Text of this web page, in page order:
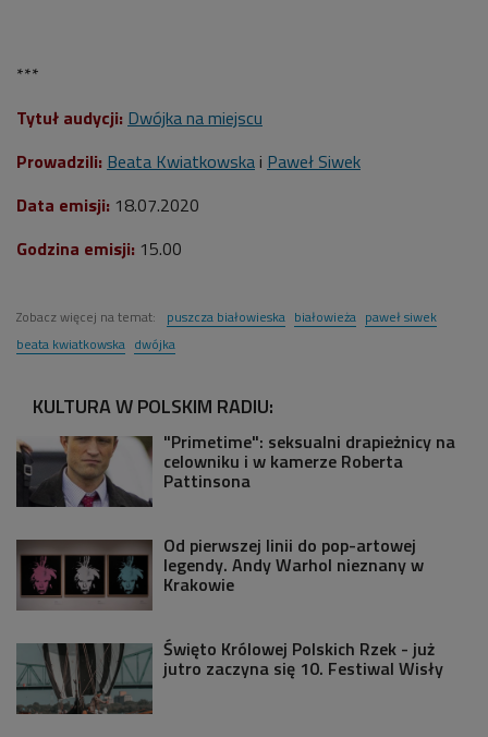
***
Tytuł audycji: Dwójka na miejscu
Prowadzili: Beata Kwiatkowska i Paweł Siwek
Data emisji: 18.07.2020
Godzina emisji: 15.00
Zobacz więcej na temat: puszcza białowieska białowieża paweł siwek
beata kwiatkowska dwójka
KULTURA W POLSKIM RADIU:
"Primetime": seksualni drapieżnicy na
celowniku i w kamerze Roberta
Pattinsona
Od pierwszej linii do pop-artowej
legendy. Andy Warhol nieznany w
Krakowie
Święto Królowej Polskich Rzek - już
jutro zaczyna się 10. Festiwal Wisły